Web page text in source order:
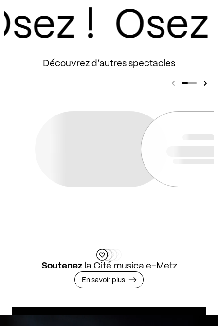
!
Découvrez d’autres spectacles
Soutenezla Cité musicale-Metz
En savoir plus